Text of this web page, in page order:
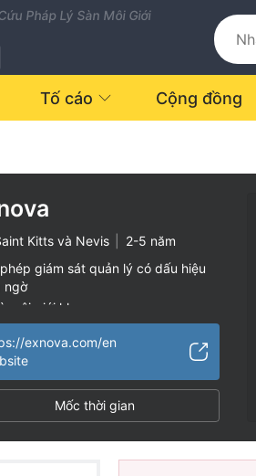
Pháp Lý Sàn Môi Giới
Tố cáo Cộng đồng
lý
Kitts và Nevis
2-5 năm
giám sát quản lý có dấu hiệu
ngờ
môi giới khu vực
exnova.com/en
Mốc thời gian